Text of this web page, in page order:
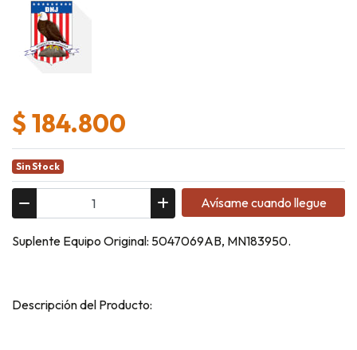
$ 184.800
Sin Stock
Avísame cuando llegue
Suplente Equipo Original: 5047069AB, MN183950.
Descripción del Producto: